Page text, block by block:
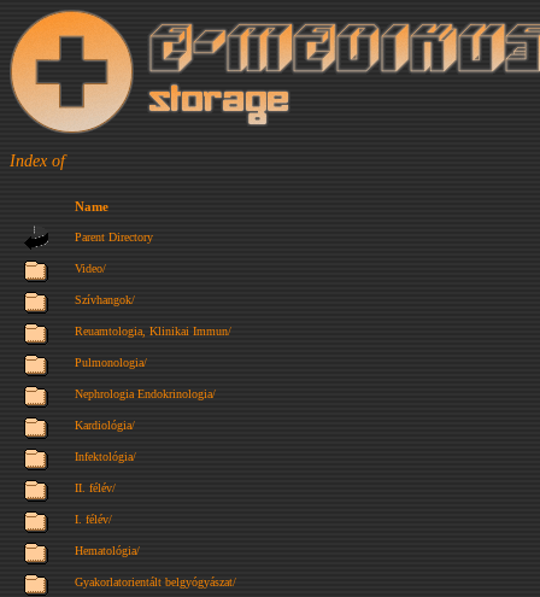
Index of
Name
Parent Directory
Video/
Szívhangok/
Reuamtologia, Klinikai Immun/
Pulmonologia/
Nephrologia Endokrinologia/
Kardiológia/
Infektológia/
II. félév/
I. félév/
Hematológia/
Gyakorlatorientált belgyógyászat/